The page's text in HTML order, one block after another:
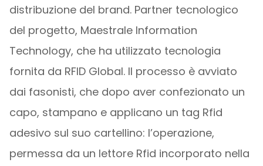
distribuzione del brand. Partner tecnologico
del progetto, Maestrale Information
Technology, che ha utilizzato tecnologia
fornita da RFID Global. Il processo è avviato
dai fasonisti, che dopo aver confezionato un
capo, stampano e applicano un tag Rfid
adesivo sul suo cartellino: l’operazione,
permessa da un lettore Rfid incorporato nella